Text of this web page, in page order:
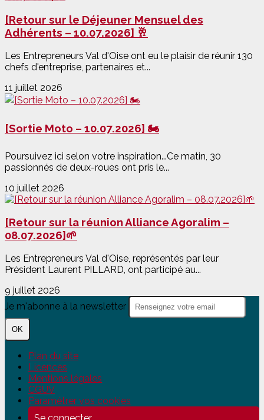
[Retour sur le Déjeuner Mensuel des
Adhérents – 10.07.2026] 🥂
Les Entrepreneurs Val d'Oise ont eu le plaisir de réunir 130
chefs d'entreprise, partenaires et...
11 juillet 2026
[Sortie Moto – 10.07.2026] 🏍️
Poursuivez ici selon votre inspiration...Ce matin, 30
passionnés de deux-roues ont pris le...
10 juillet 2026
[Retour sur la réunion Alliance Agoralim –
08.07.2026]🌱
Les Entrepreneurs Val d'Oise, représentés par leur
Président Laurent PILLARD, ont participé au...
9 juillet 2026
Je m'abonne à la newsletter
OK
Plan du site
Licences
Mentions légales
CGUV
Paramétrer vos cookies